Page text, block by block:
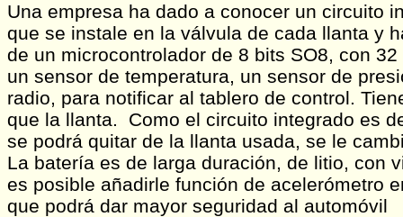
Una empresa ha dado a conocer un circuito
que se instale en la válvula de cada llanta y
de un microcontrolador de 8 bits SO8, con
un sensor de temperatura, un sensor de
radio, para notificar al tablero de control.
que la llanta. Como el circuito integrado es
se podrá quitar de la llanta usada, se le
La batería es de larga duración, de litio, con
es posible añadirle función de acelerómetro
que podrá dar mayor seguridad al automóvil